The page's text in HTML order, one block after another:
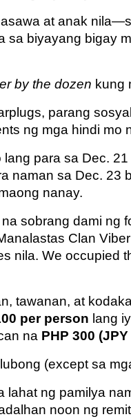
at anak
biyayang bigay
by the dozen kung
parang
ng mga hindi mo
para sa Dec.
naman sa Dec.
nanay.
sobrang dami
Clan
nila. We occupied
tawanan, at
per person lang
na PHP 300
(except sa
ng pamilya
noon ng